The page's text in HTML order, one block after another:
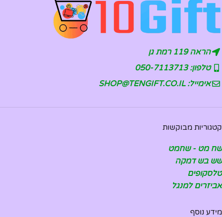
הראה 119 רמת גן
טלפון: 050-7113713
אימייל: SHOP@TENGIFT.CO.IL
קטגוריות מבוקשות
שח מט - שחמט
שש בש דמקה
טלסקופים
אביזרים למנגל
מידע נוסף